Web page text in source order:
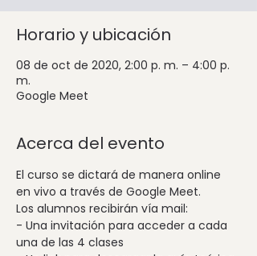
Horario y ubicación
08 de oct de 2020, 2:00 p. m. – 4:00 p.
m.
Google Meet
Acerca del evento
El curso se dictará de manera online
en vivo a través de Google Meet.
Los alumnos recibirán vía mail:
- Una invitación para acceder a cada
una de las 4 clases